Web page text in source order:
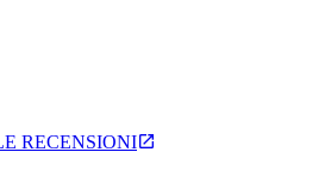
RECENSIONI